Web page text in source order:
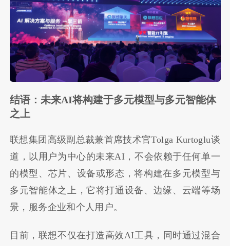
结语：未来AI将构建于多元模型与多元智能体
之上
联想集团高级副总裁兼首席技术官Tolga Kurtoglu谈
道，以用户为中心的未来AI，不会依赖于任何单一
的模型、芯片、设备或形态，将构建在多元模型与
多元智能体之上，它将打通设备、边缘、云端等场
景，服务企业和个人用户。
目前，联想不仅在打造高效AI工具，同时通过混合